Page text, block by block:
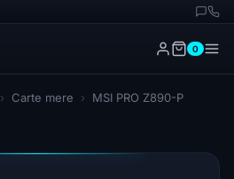
0
› Carte mere ›
MSI PRO Z890-P